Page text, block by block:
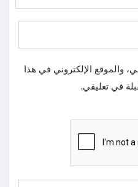
والموقع الإلكتروني في هذا
في تعليقي.